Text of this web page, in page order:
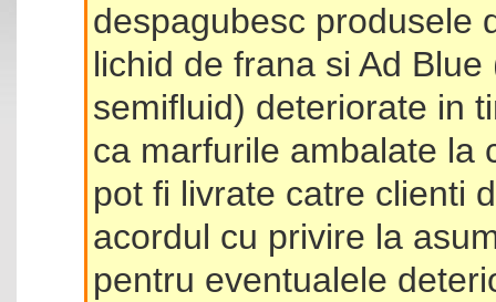
despagubesc produsele
lichid de frana si Ad
semifluid) deteriorate in
ca marfurile ambalate la
pot fi livrate catre clienti
acordul cu privire la
pentru eventualele